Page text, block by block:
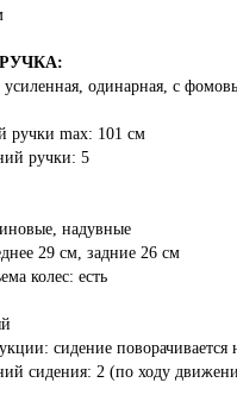
усиленная, одинарная, с
ручки max: 101 см
ручки: 5
надувные
29 см, задние 26 см
колес: есть
сидение поворачивается
сидения: 2 (по ходу